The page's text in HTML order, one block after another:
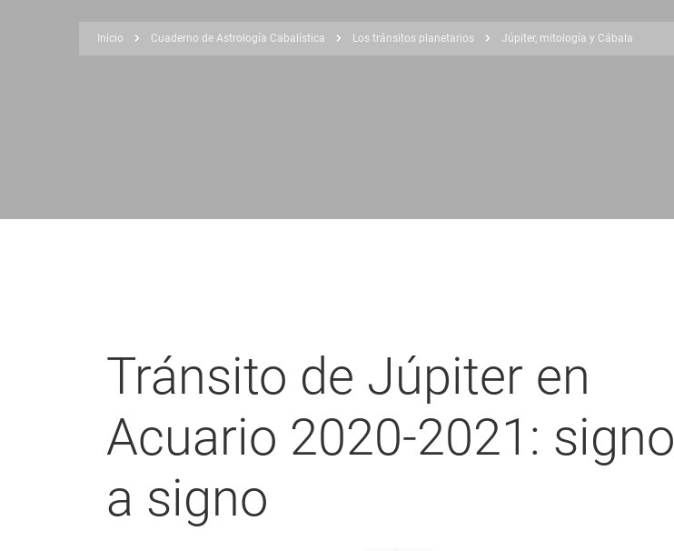
navegación
Inicio Cuaderno de Astrología Cabalística Los tránsitos planetarios Júpiter, mitología y Cábala
Tránsito de Júpiter en
Acuario 2020-2021: signo
a signo